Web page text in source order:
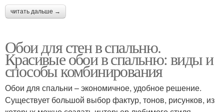
читать дальше →
Обои для стен в спальню.
Красивые обои в спальню: виды и
способы комбинирования
Обои для спальни – экономичное, удобное решение.
Существует большой выбор фактур, тонов, рисунков, из